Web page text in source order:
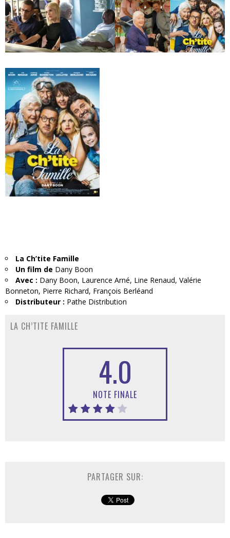
La Ch’tite Famille
Un film de Dany Boon
Avec : Dany Boon, Laurence Arné, Line Renaud, Valérie
Bonneton, Pierre Richard, François Berléand
Distributeur : Pathe Distribution
LA CH’TITE FAMILLE
4.0
NOTE FINALE
PARTAGER SUR: